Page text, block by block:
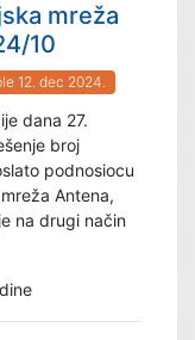
mreža
10
12. dec 2024.
dana 27.
broj
podnosiocu
Antena,
na drugi način